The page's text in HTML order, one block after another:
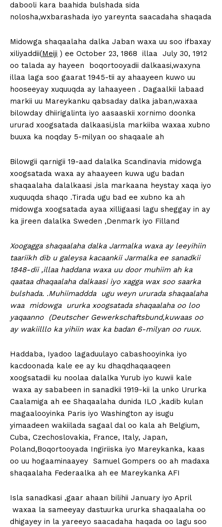
dabooli kara baahida bulshada sida
nolosha,wxbarashada iyo yareynta saacadaha shaqada
Midowga shaqaalaha dalka Jaban waxa uu soo ifbaxay
xiliyaddii(Meiji ) ee October 23, 1868 illaa July 30, 1912
oo talada ay hayeen boqortooyadii dalkaasi,waxyna
illaa laga soo gaarat 1945-tii ay ahaayeen kuwo uu
hooseeyay xuquuqda ay lahaayeen . Dagaalkii labaad
markii uu Mareykanku qabsaday dalka jaban,waxaa
bilowday dhiirigalinta iyo aasaaskii xornimo doonka
ururad xoogsatada dalkaasi,isla markiiba waxaa xubno
buuxa ka noqday 5-milyan oo shaqaale ah
Bilowgii qarnigii 19-aad dalalka Scandinavia midowga
xoogsatada waxa ay ahaayeen kuwa ugu badan
shaqaalaha dalalkaasi ,isla markaana heystay xaqa iyo
xuquuqda shaqo .Tirada ugu bad ee xubno ka ah
midowga xoogsatada ayaa xilligaasi lagu sheggay in ay
ka jireen dalalka Sweden ,Denmark iyo Filland
Xoogagga shaqaalaha dalka Jarmalka waxa ay leeyihiin
taariikh dib u galeysa kacaankii Jarmalka ee sanadkii
1848-dii ,illaa haddana waxa uu door muhiim ah ka
qaataa dhaqaalaha dalkaasi iyo xagga wax soo saarka
bulshada. .Muhiimaddda ugu weyn ururada shaqaalaha
waa midowga ururka xoogsatada shaqaalaha oo loo
yaqaanno (Deutscher Gewerkschaftsbund,kuwaas oo
ay wakiilllo ka yihiin wax ka badan 6-milyan oo ruux.
Haddaba, Iyadoo lagaduulayo cabashooyinka iyo
kacdoonada kale ee ay ku dhaqdhaqaaqeen
xoogsatadii ku noolaa dalalka Yurub iyo kuwii kale
waxa ay sababeen in sanadkii 1919-kii la unko Ururka
Caalamiga ah ee Shaqaalaha dunida ILO ,kadib kulan
magaalooyinka Paris iyo Washington ay isugu
yimaadeen wakiilada sagaal dal oo kala ah Belgium,
Cuba, Czechoslovakia, France, Italy, Japan,
Poland,Boqortooyada Ingiriiska iyo Mareykanka, kaas
oo uu hogaaminaayey Samuel Gompers oo ah madaxa
shaqaalaha Federaalka ah ee Mareykanka AFI
Isla sanadkasi ,gaar ahaan bilihii January iyo April
waxaa la sameeyay dastuurka ururka shaqaalaha oo
dhigayey in la yareeyo saacadaha haqada oo lagu soo